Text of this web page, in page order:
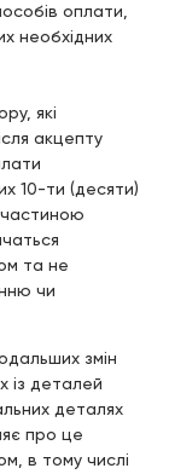
оплати,
необхідних
які
акцепту
10-ти (десяти)
частиною
та не
чи
змін
із деталей
деталях
про це
в тому числі